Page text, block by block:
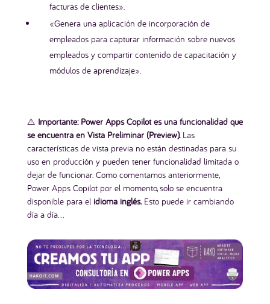
facturas de clientes».
«Genera una aplicación de incorporación de
empleados para capturar información sobre nuevos
empleados y compartir contenido de capacitación y
módulos de aprendizaje».
⚠️ Importante: Power Apps Copilot es una funcionalidad que
se encuentra en Vista Preliminar (Preview).Las
características de vista previa no están destinadas para su
uso en producción y pueden tener funcionalidad limitada o
dejar de funcionar. Como comentamos anteriormente,
Power Apps Copilot por el momento, solo se encuentra
disponible para el idioma inglés.Esto puede ir cambiando
día a día…
✅ Checklist Testeado para
publicar tu App SIN Errores
Evita errores costosos y garantiza un deploy
– Detecta Errores antes que tus usuarios.
– Pruebas / Optimización de rendimiento /
Seguridad.
– Incluye ejemplo de App de prueba.
×